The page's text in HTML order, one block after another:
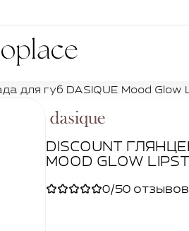
Ecoplace
для губ DASIQUE Mood Glow
DISCOUNT
MOOD GLOW
0/50 отзывов